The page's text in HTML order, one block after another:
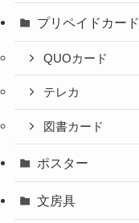
プリペイドカード
QUOカード
テレカ
図書カード
ポスター
文房具